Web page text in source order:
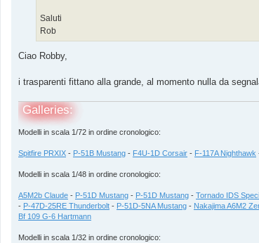
Saluti
Rob
Ciao Robby,
i trasparenti fittano alla grande, al momento nulla da
Galleries:
Modelli in scala 1/72 in ordine cronologico:
Spitfire PRXIX - P-51B Mustang - F4U-1D Corsair - F-117A Nighthawk
Modelli in scala 1/48 in ordine cronologico:
A5M2b Claude - P-51D Mustang - P-51D Mustang - Tornado IDS
- P-47D-25RE Thunderbolt - P-51D-5NA Mustang - Nakajima A6M2
Bf 109 G-6 Hartmann
Modelli in scala 1/32 in ordine cronologico: